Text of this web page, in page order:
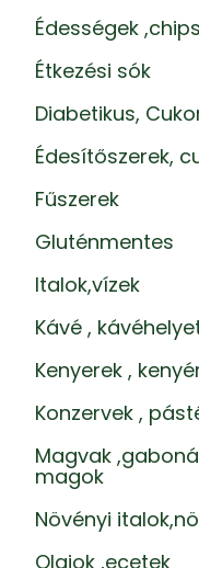
Édességek
Étkezési sók
Diabetikus,
Édesítőszerek,
Fűszerek
Gluténmentes
Italok,vízek
Kávé ,
Kenyerek ,
Konzervek ,
Magvak
magok
Növényi
Olajok ,ecetek